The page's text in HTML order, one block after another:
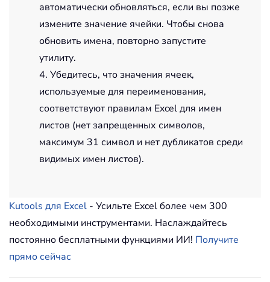
автоматически обновляться, если вы позже
измените значение ячейки. Чтобы снова
обновить имена, повторно запустите
утилиту.
4. Убедитесь, что значения ячеек,
используемые для переименования,
соответствуют правилам Excel для имен
листов (нет запрещенных символов,
максимум 31 символ и нет дубликатов среди
видимых имен листов).
Kutools для Excel - Усильте Excel более чем 300
необходимыми инструментами. Наслаждайтесь
постоянно бесплатными функциями ИИ! Получите
прямо сейчас